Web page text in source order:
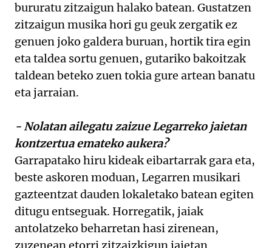
bururatu zitzaigun halako batean. Gustatzen
zitzaigun musika hori gu geuk zergatik ez
genuen joko galdera buruan, hortik tira egin
eta taldea sortu genuen, gutariko bakoitzak
taldean beteko zuen tokia gure artean banatu
eta jarraian.
- Nolatan ailegatu zaizue Legarreko jaietan
kontzertua emateko aukera?
Garrapatako hiru kideak eibartarrak gara eta,
beste askoren moduan, Legarren musikari
gazteentzat dauden lokaletako batean egiten
ditugu entseguak. Horregatik, jaiak
antolatzeko beharretan hasi zirenean,